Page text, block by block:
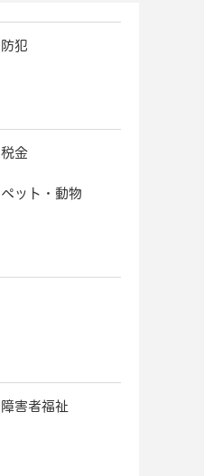
防犯
税金
ペット・動物
障害者福祉